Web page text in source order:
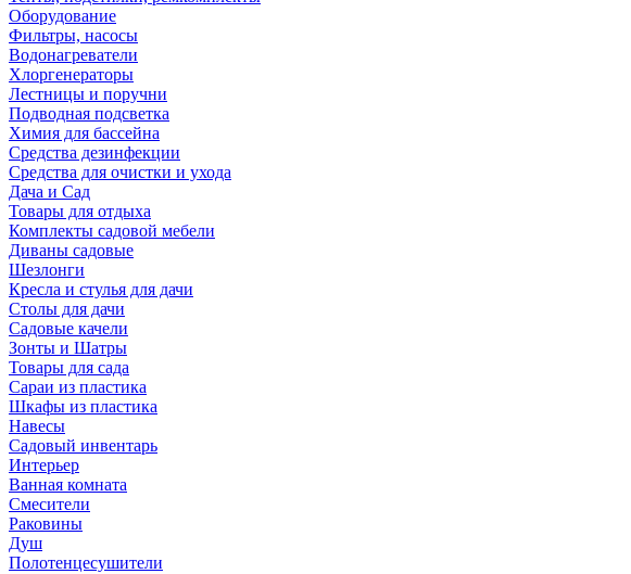
Оборудование
Фильтры, насосы
Водонагреватели
Хлоргенераторы
Лестницы и поручни
Подводная подсветка
Химия для бассейна
Средства дезинфекции
Средства для очистки и ухода
Дача и Сад
Товары для отдыха
Комплекты садовой мебели
Диваны садовые
Шезлонги
Кресла и стулья для дачи
Столы для дачи
Садовые качели
Зонты и Шатры
Товары для сада
Сараи из пластика
Шкафы из пластика
Навесы
Садовый инвентарь
Интерьер
Ванная комната
Смесители
Раковины
Душ
Полотенцесушители